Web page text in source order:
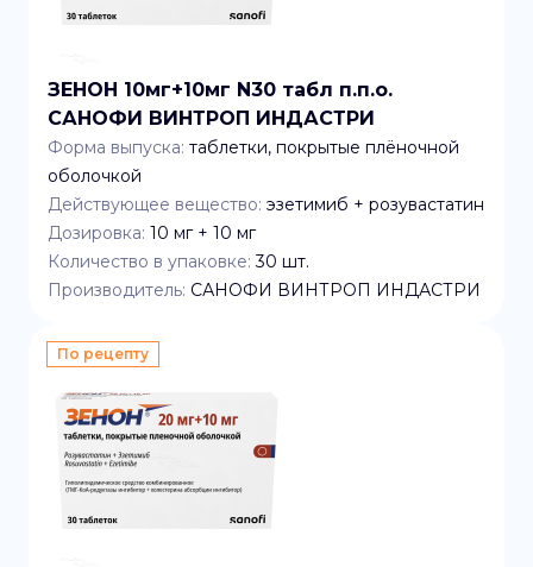
ЗЕНОН 10мг+10мг N30 табл п.п.о.
САНОФИ ВИНТРОП ИНДАСТРИ
Форма выпуска: таблетки, покрытые плёночной
оболочкой
Действующее вещество: эзетимиб + розувастатин
Дозировка: 10 мг + 10 мг
Количество в упаковке: 30 шт.
Производитель: САНОФИ ВИНТРОП ИНДАСТРИ
По рецепту